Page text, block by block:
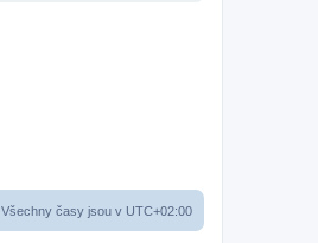
Všechny časy jsou v UTC+02:00